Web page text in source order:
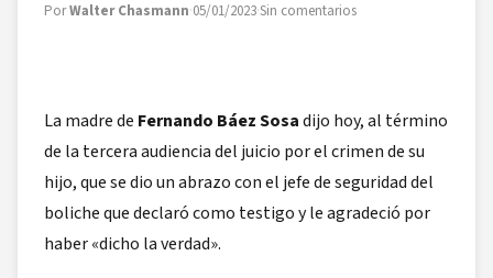
PorWalter Chasmann·05/01/2023·Sin comentarios
La madre de Fernando Báez Sosadijo hoy, al término
de la tercera audiencia del juicio por el crimen de su
hijo, que se dio un abrazo con el jefe de seguridad del
boliche que declaró como testigo y le agradeció por
haber «dicho la verdad».